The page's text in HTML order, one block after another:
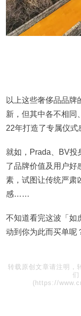
以上这些奢侈品品牌
新，但其中各不相同
22年打造了专属仪式
就如，Prada、BV投
了品牌价值及用户好
素，试图让传统严肃
感……
不知道看完这波「如
动到你为此而买单呢
转载原创文章请注明，
们
(https://